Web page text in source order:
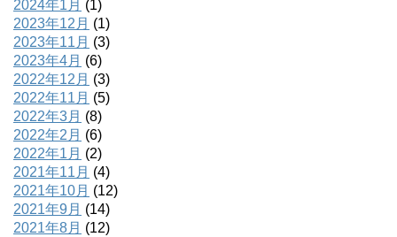
2024年1月 (1)
2023年12月 (1)
2023年11月 (3)
2023年4月 (6)
2022年12月 (3)
2022年11月 (5)
2022年3月 (8)
2022年2月 (6)
2022年1月 (2)
2021年11月 (4)
2021年10月 (12)
2021年9月 (14)
2021年8月 (12)